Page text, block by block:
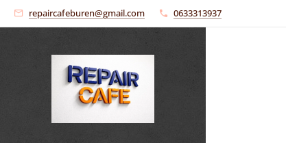
repaircafeburen@gmail.com 0633313937